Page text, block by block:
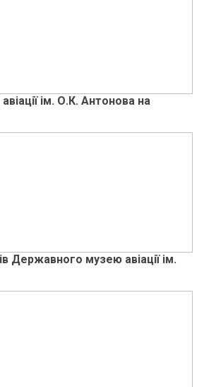
ім. О.К. Антонова на
Державного музею авіації ім.